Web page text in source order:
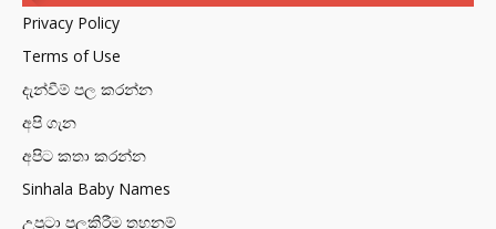
Privacy Policy
Terms of Use
දැන්වීම් පල කරන්න
අපි ගැන
අපිට කතා කරන්න
Sinhala Baby Names
උපුටා පලකිරීම තහනම්